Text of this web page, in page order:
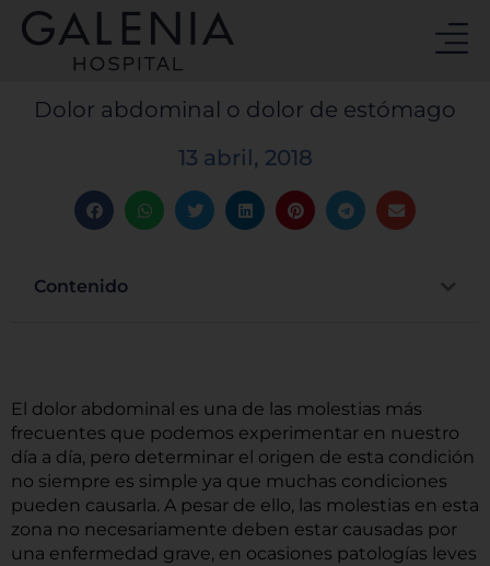
contenido
Dolor abdominal o dolor de estómago
13 abril, 2018
Contenido
El dolor abdominal es una de las molestias más
frecuentes que podemos experimentar en nuestro
día a día, pero determinar el origen de esta condición
no siempre es simple ya que muchas condiciones
pueden causarla. A pesar de ello, las molestias en esta
zona no necesariamente deben estar causadas por
una enfermedad grave, en ocasiones patologías leves